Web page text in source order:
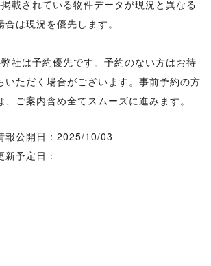
載されている物件データが現況と異なる
合は現況を優先します。
社は予約優先です。予約のない方はお待
いただく場合がございます。事前予約の方
、ご案内含め全てスムーズに進みます。
報公開日：2025/10/03
新予定日：